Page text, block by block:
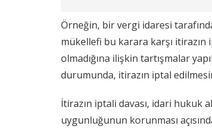
Örneğin, bir vergi idaresi
mükellefi bu karara karşı
olmadığına ilişkin tartışmalar
durumunda, itirazın iptal
İtirazın iptali davası, idari hukuk
uygunluğunun korunması